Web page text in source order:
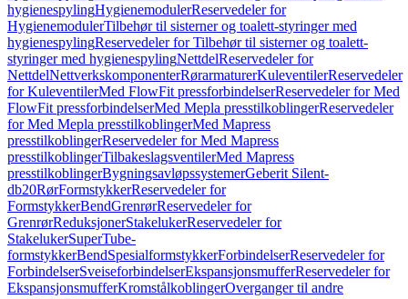
hygienespylingHygienemodulerReservedeler for
HygienemodulerTilbehør til sisterner og toalett-styringer med
hygienespylingReservedeler for Tilbehør til sisterner og toalett-
styringer med hygienespylingNettdelReservedeler for
NettdelNettverkskomponenterRørarmaturerKuleventilerReservedeler
for KuleventilerMed FlowFit pressforbindelserReservedeler for Med
FlowFit pressforbindelserMed Mepla presstilkoblingerReservedeler
for Med Mepla presstilkoblingerMed Mapress
presstilkoblingerReservedeler for Med Mapress
presstilkoblingerTilbakeslagsventilerMed Mapress
presstilkoblingerBygningsavløpssystemerGeberit Silent-
db20RørFormstykkerReservedeler for
FormstykkerBendGrenrørReservedeler for
GrenrørReduksjonerStakelukerReservedeler for
StakelukerSuperTube-
formstykkerBendSpesialformstykkerForbindelserReservedeler for
ForbindelserSveiseforbindelserEkspansjonsmufferReservedeler for
EkspansjonsmufferKromstålkoblingerOverganger til andre